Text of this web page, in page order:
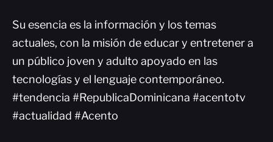
Su esencia es la información y los temas
actuales, con la misión de educar y entretener a
un público joven y adulto apoyado en las
tecnologías y el lenguaje contemporáneo.
#tendencia #RepublicaDominicana #acentotv
#actualidad #Acento